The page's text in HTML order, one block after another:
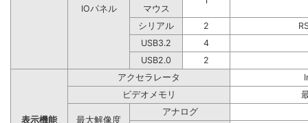
IOパネル
マウス
シリアル
2
USB3.2
4
USB2.0
2
表示機能
アクセラレータ
ビデオメモリ
最大解像度
アナログ